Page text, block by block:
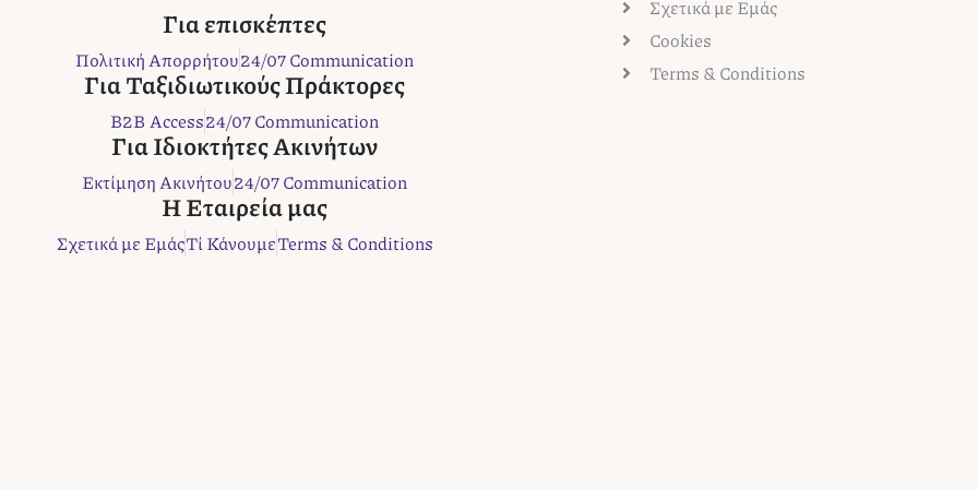
e
b
o
o
k
i
t
t
e
r
s
t
a
g
r
a
m
n
t
e
r
e
s
t
e
r
Για επισκέπτες
Πολιτική Απορρήτου24/07 Communication
Για Ταξιδιωτικούς Πράκτορες
B2B Access24/07 Communication
Για Ιδιοκτήτες Ακινήτων
Εκτίμηση Ακινήτου24/07 Communication
Η Εταιρεία μας
Σχετικά με ΕμάςΤί ΚάνουμεTerms & Conditions
Σχετικά με Εμάς
Cookies
Terms & Conditions